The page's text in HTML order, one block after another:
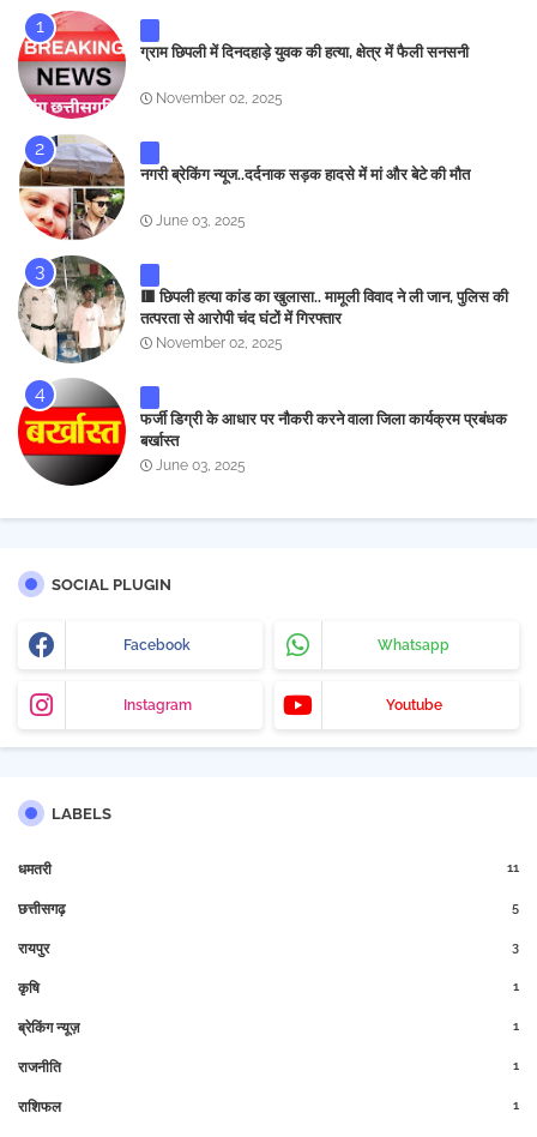
ग्राम छिपली में दिनदहाड़े युवक की हत्या, क्षेत्र में फैली सनसनी
November 02, 2025
नगरी ब्रेकिंग न्यूज..दर्दनाक सड़क हादसे में मां और बेटे की मौत
June 03, 2025
🟥 छिपली हत्या कांड का खुलासा.. मामूली विवाद ने ली जान, पुलिस की
तत्परता से आरोपी चंद घंटों में गिरफ्तार
November 02, 2025
फर्जी डिग्री के आधार पर नौकरी करने वाला जिला कार्यक्रम प्रबंधक
बर्खास्त
June 03, 2025
SOCIAL PLUGIN
Facebook Whatsapp
Instagram Youtube
LABELS
धमतरी 11
छत्तीसगढ़ 5
रायपुर 3
कृषि 1
ब्रेकिंग न्यूज़ 1
राजनीति 1
राशिफल 1